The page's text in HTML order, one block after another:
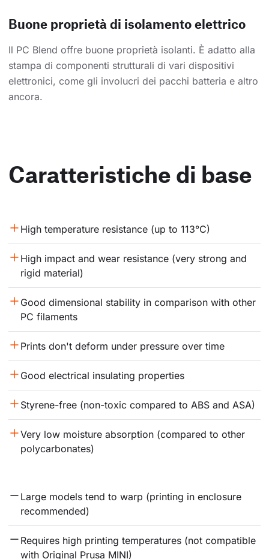
Buone proprietà di isolamento elettrico
Il PC Blend offre buone proprietà isolanti. È adatto alla
stampa di componenti strutturali di vari dispositivi
elettronici, come gli involucri dei pacchi batteria e altro
ancora.
Caratteristiche di base
High temperature resistance (up to 113°C)
High impact and wear resistance (very strong and
rigid material)
Good dimensional stability in comparison with other
PC filaments
Prints don't deform under pressure over time
Good electrical insulating properties
Styrene-free (non-toxic compared to ABS and ASA)
Very low moisture absorption (compared to other
polycarbonates)
Large models tend to warp (printing in enclosure
recommended)
Requires high printing temperatures (not compatible
with Original Prusa MINI)